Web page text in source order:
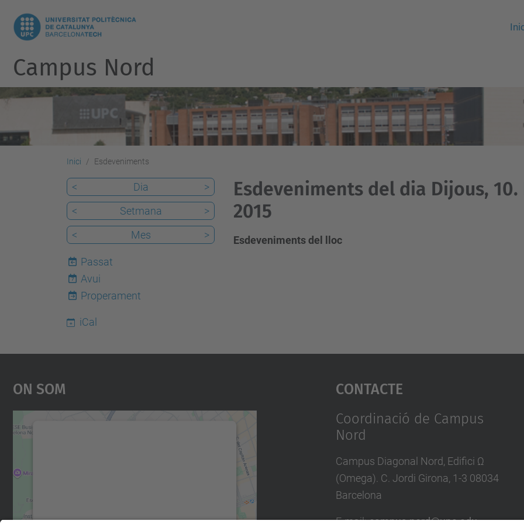
Campus Nord
Inici Esdeveniments
Esdeveniments del dia Dijous, 10.
2015
Esdeveniments del lloc
< Dia
>
<
Setmana
>
<
Mes >
Passat
7
Avui
Properament
iCal
On Som Contacte
Coordinació de Campus
Nord
Campus Diagonal Nord, Edifici Ω
(Omega). C. Jordi Girona, 1-3 08034
Barcelona
E-mail:campus.nord@upc.edu